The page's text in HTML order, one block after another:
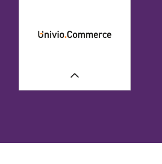
ERFAHREN SIE MEHR